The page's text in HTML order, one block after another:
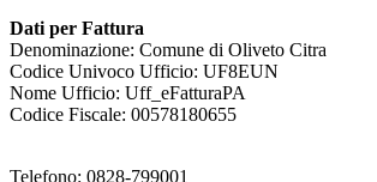
Dati per Fattura
Denominazione: Comune di Oliveto Citra
Codice Univoco Ufficio: UF8EUN
Nome Ufficio: Uff_eFatturaPA
Codice Fiscale: 00578180655
Telefono: 0828-799001